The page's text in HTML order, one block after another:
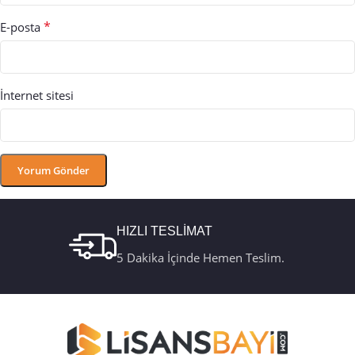
E-posta *
İnternet sitesi
HIZLI TESLİMAT
5 Dakika İçinde Hemen Teslim.